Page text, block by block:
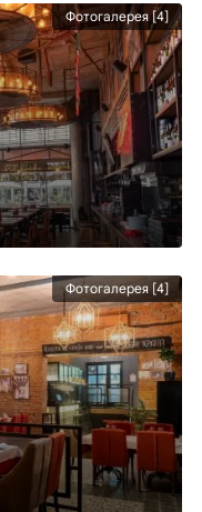
Фотогалерея [4]
Фотогалерея [4]